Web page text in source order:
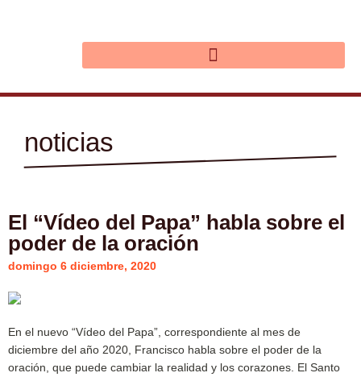
noticias
El “Vídeo del Papa” habla sobre el
poder de la oración
domingo 6 diciembre, 2020
En el nuevo “Vídeo del Papa”, correspondiente al mes de
diciembre del año 2020, Francisco habla sobre el poder de la
oración, que puede cambiar la realidad y los corazones. El Santo